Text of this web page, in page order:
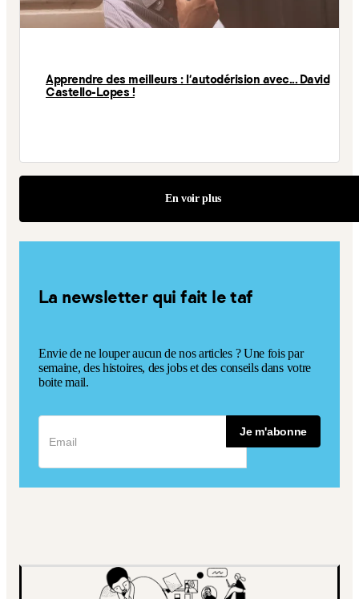
Apprendre des meilleurs : l'autodérision avec... David
Castello-Lopes !
En voir plus
La newsletter qui fait le taf
Envie de ne louper aucun de nos articles ? Une fois par
semaine, des histoires, des jobs et des conseils dans votre
boite mail.
Je m'abonne